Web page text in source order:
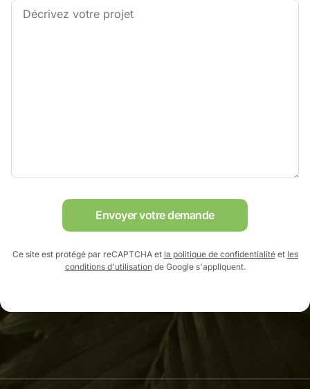
Envoyer votre demande
Ce site est protégé par reCAPTCHA et la politique de confidentialitéet les
conditions d'utilisationde Google s'appliquent.